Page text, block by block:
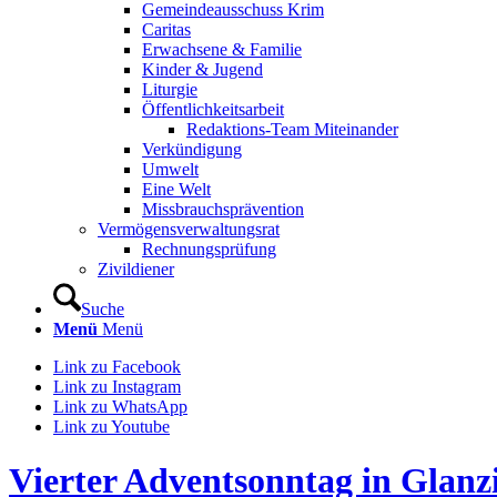
Gemeindeausschuss Krim
Caritas
Erwachsene & Familie
Kinder & Jugend
Liturgie
Öffentlichkeitsarbeit
Redaktions-Team Miteinander
Verkündigung
Umwelt
Eine Welt
Missbrauchsprävention
Vermögensverwaltungsrat
Rechnungsprüfung
Zivildiener
Suche
Menü Menü
Link zu Facebook
Link zu Instagram
Link zu WhatsApp
Link zu Youtube
Vierter Adventsonntag in